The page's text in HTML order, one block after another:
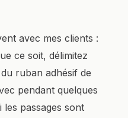
avec mes clients :
ce soit, délimitez
du ruban adhésif de
pendant quelques
les passages sont